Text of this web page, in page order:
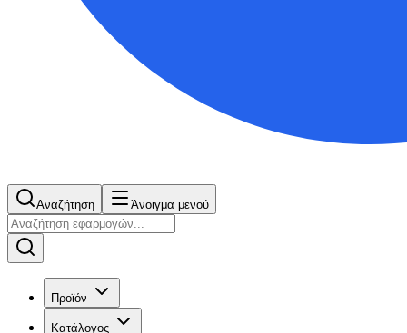
Αναζήτηση Άνοιγμα μενού
Προϊόν
Κατάλογος